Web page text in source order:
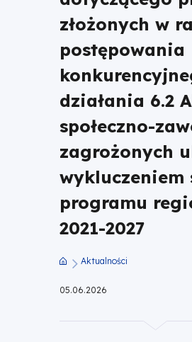
Regulaminu
wyboru
projektów
dotyczącego
projektów
złożonych
ramach
postępowania
złożonych w
postępowania
działania 6.2
społeczno-
zagrożonych
wykluczeniem
programu
2021-2027
Aktualności
05.06.2026